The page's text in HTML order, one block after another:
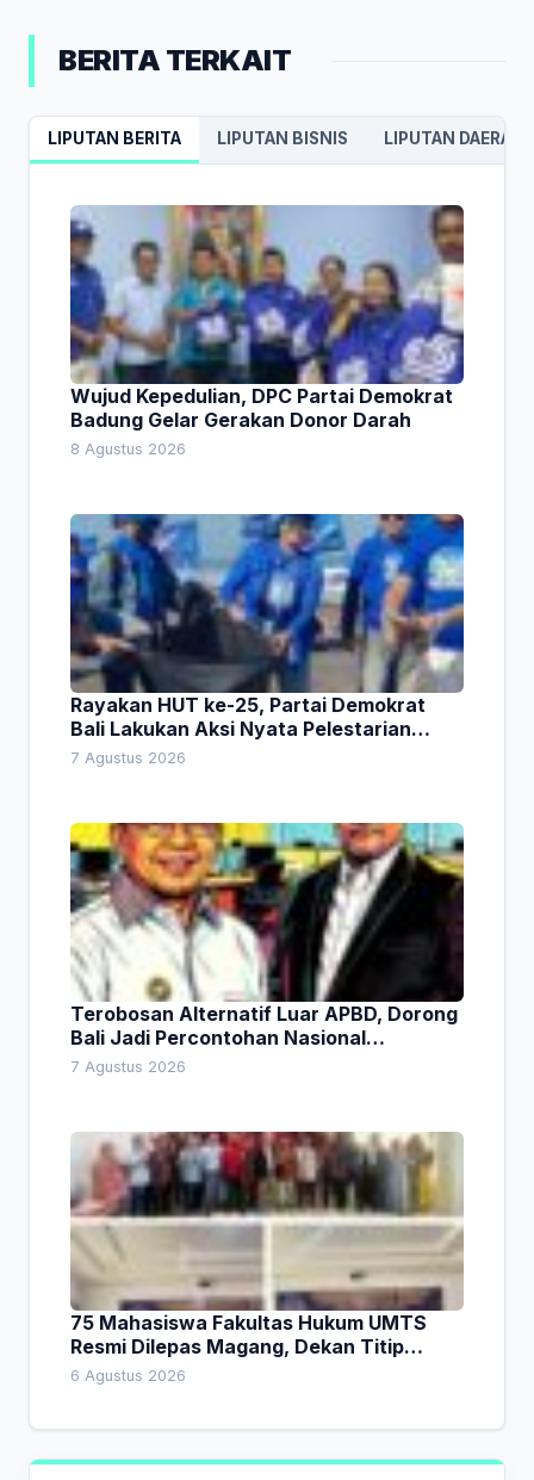
BERITA TERKAIT
LIPUTAN BERITA LIPUTAN BISNIS LIPUTAN DAERAH
Wujud Kepedulian, DPC Partai Demokrat
Badung Gelar Gerakan Donor Darah
8 Agustus 2026
Rayakan HUT ke-25, Partai Demokrat
Bali Lakukan Aksi Nyata Pelestarian
Lingkungan
7 Agustus 2026
Terobosan Alternatif Luar APBD, Dorong
Bali Jadi Percontohan Nasional
Pembiayaan Daerah
7 Agustus 2026
75 Mahasiswa Fakultas Hukum UMTS
Resmi Dilepas Magang, Dekan Titip
Empat Pesan Penting
6 Agustus 2026